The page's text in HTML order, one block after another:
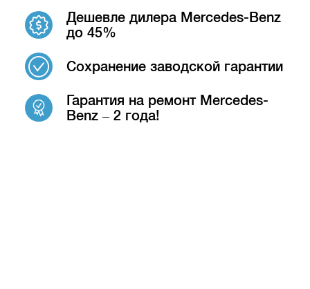
Дешевле дилера Mercedes-Benz
до 45%
Сохранение заводской гарантии
Гарантия на ремонт Mercedes-
Benz – 2 года!